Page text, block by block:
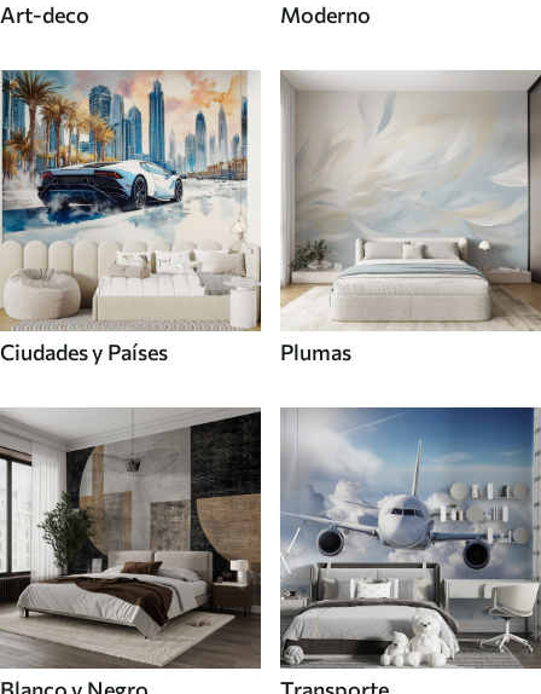
Art-deco Moderno
Ciudades y Países Plumas